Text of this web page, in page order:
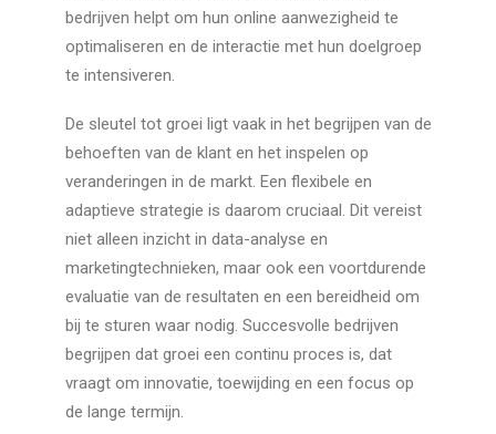
bedrijven helpt om hun online aanwezigheid te
optimaliseren en de interactie met hun doelgroep
te intensiveren.
De sleutel tot groei ligt vaak in het begrijpen van de
behoeften van de klant en het inspelen op
veranderingen in de markt. Een flexibele en
adaptieve strategie is daarom cruciaal. Dit vereist
niet alleen inzicht in data-analyse en
marketingtechnieken, maar ook een voortdurende
evaluatie van de resultaten en een bereidheid om
bij te sturen waar nodig. Succesvolle bedrijven
begrijpen dat groei een continu proces is, dat
vraagt om innovatie, toewijding en een focus op
de lange termijn.